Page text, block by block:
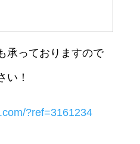
承っておりますので
い！
?ref=3161234